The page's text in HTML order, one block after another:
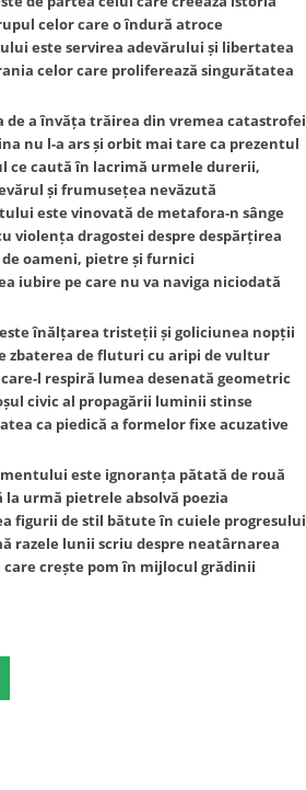
celor care o îndură atroce
este servirea adevărului și libertatea
celor care proliferează singurătatea
de a învăța trăirea din vremea catastrofei
nu l-a ars și orbit mai tare ca prezentul
ce caută în lacrimă urmele durerii,
și frumusețea nevăzută
este vinovată de metafora-n sânge
violența dragostei despre despărțirea
de oameni, pietre și furnici
iubire pe care nu va naviga niciodată
înălțarea tristeții și goliciunea nopții
zbaterea de fluturi cu aripi de vultur
l respiră lumea desenată geometric
civic al propagării luminii stinse
ca piedică a formelor fixe acuzative
este ignoranța pătată de rouă
la urmă pietrele absolvă poezia
figurii de stil bătute în cuiele progresului
razele lunii scriu despre neatârnarea
crește pom în mijlocul grădinii